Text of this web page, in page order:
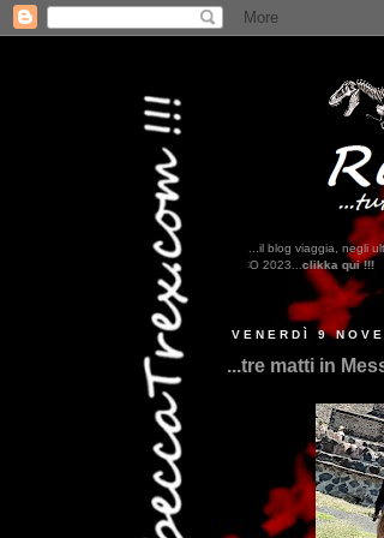
...il blog viaggia, negli
VENERDÌ 9
...tre matti in